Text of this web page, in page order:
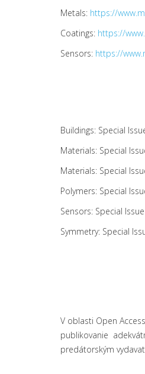
Metals: https://
Coatings: https://
Sensors: https://
Buildings: Special
Materials: Special
Materials: Special
Polymers: Special
Sensors: Special Issue
Symmetry: Special
V oblasti Open
publikovanie
predátorským